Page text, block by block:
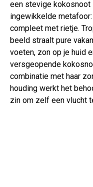
een stevige kokosnoot
ingewikkelde
compleet met rietje.
beeld straalt pure
voeten, zon op je huid
versgeopende
combinatie met haar
houding werkt het
zin om zelf een vlucht